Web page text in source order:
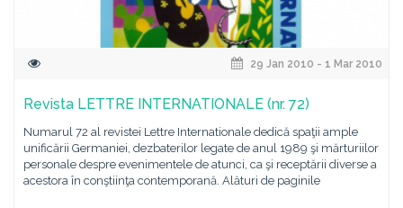
29 Jan 2010 - 1 Mar 2010
Revista LETTRE INTERNATIONALE (nr. 72)
Numarul 72 al revistei Lettre Internationale dedică spaţii ample
unificării Germaniei, dezbaterilor legate de anul 1989 şi mărturiilor
personale despre evenimentele de atunci, ca şi receptării diverse a
acestora în conştiinţa contemporană. Alături de paginile